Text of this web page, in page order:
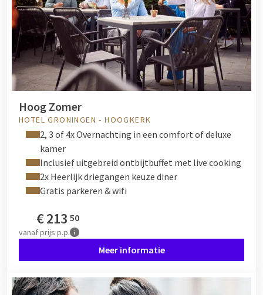
Hoog Zomer
HOTEL GRONINGEN - HOOGKERK
2, 3 of 4x Overnachting in een comfort of deluxe
kamer
Inclusief uitgebreid ontbijtbuffet met live cooking
2x Heerlijk driegangen keuze diner
Gratis parkeren & wifi
€213 50
vanafprijs p.p.
Meer informatie